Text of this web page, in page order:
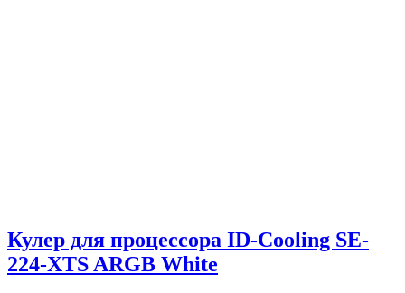
Кулер для процессора ID-Cooling SE-
224-XTS ARGB White